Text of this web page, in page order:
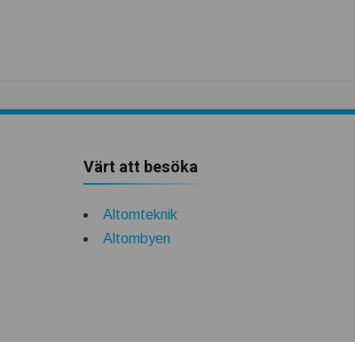
Värt att besöka
Altomteknik
Altombyen